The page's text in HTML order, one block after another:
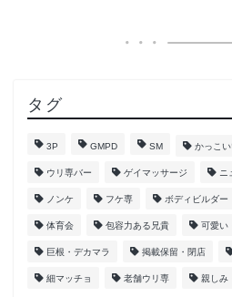
タグ
3P GMPD SM かっこ
ウリ専バー ゲイマッサージ ニ
ノンケ フケ専 ボディビルダー
体育会 包容力ある兄貴 可愛い
巨根・デカマラ 掲載保留・閉店
細マッチョ 老舗ウリ専 親しみ